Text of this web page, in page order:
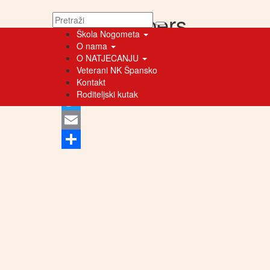
Škola Nogometa
O nama
O NATJECANJU
Veterani NK Špansko
Kontakt
Roditeljski kutak
The Reapers
Podijeli:
Facebook
Twitter
Email